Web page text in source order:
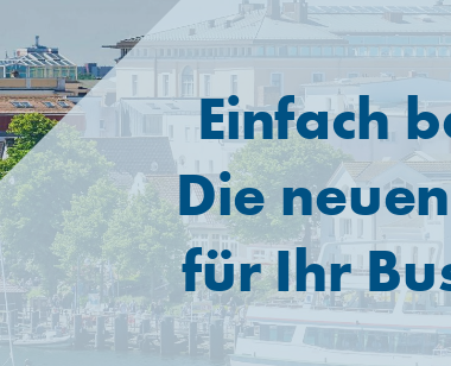
Einfach
Die neuen
für Ihr